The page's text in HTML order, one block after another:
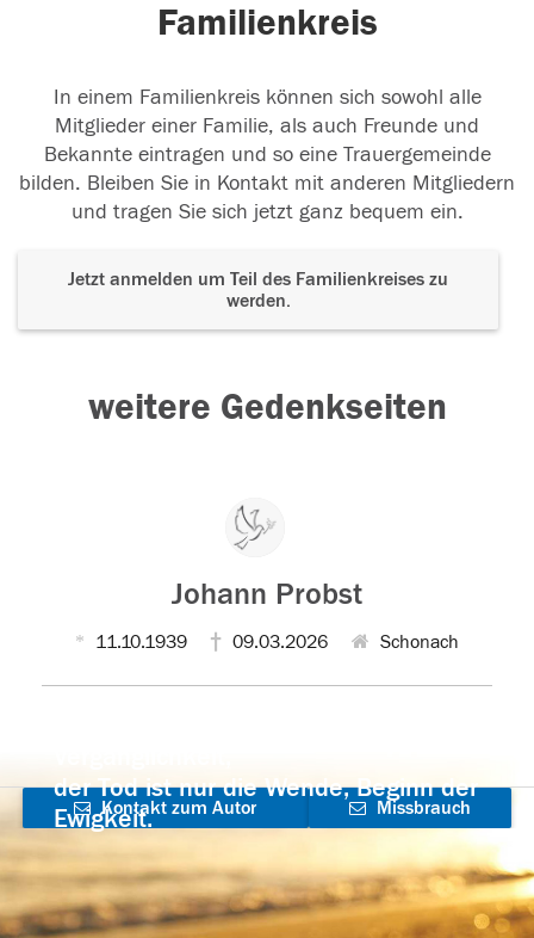
Familienkreis
In einem Familienkreis können sich sowohl alle
Mitglieder einer Familie, als auch Freunde und
Bekannte eintragen und so eine Trauergemeinde
bilden. Bleiben Sie in Kontakt mit anderen Mitgliedern
und tragen Sie sich jetzt ganz bequem ein.
Jetzt anmelden um Teil des Familienkreises zu
werden.
weitere Gedenkseiten
Johann Probst
11.10.1939 09.03.2026 Schonach
der Tod ist nur die Wende, Beginn der
Ewigkeit.
Kontakt zum Autor
aufnehmen
Missbrauch